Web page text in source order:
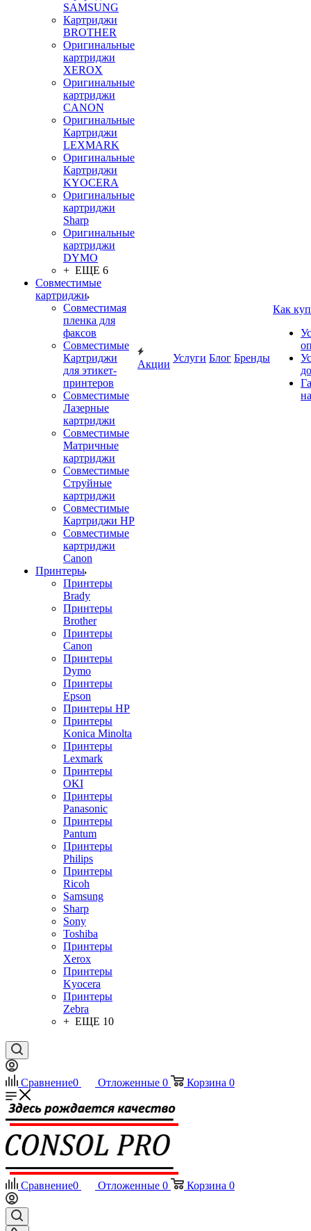
SAMSUNG
Картриджи
BROTHER
Оригинальные
картриджи
XEROX
Оригинальные
картриджи
CANON
Оригинальные
Картриджи
LEXMARK
Оригинальные
Картриджи
KYOCERA
Оригинальные
картриджи
Sharp
Оригинальные
картриджи
DYMO
+ ЕЩЕ 6
Совместимые
картриджи
Совместимая
пленка для
факсов
Совместимые
Картриджи
для этикет-
принтеров
Совместимые
Лазерные
картриджи
Совместимые
Матричные
картриджи
Совместимые
Струйные
картриджи
Совместимые
Картриджи HP
Совместимые
картриджи
Canon
Принтеры
Принтеры
Brady
Принтеры
Brother
Принтеры
Canon
Принтеры
Dymo
Принтеры
Epson
Принтеры HP
Принтеры
Konica Minolta
Принтеры
Lexmark
Принтеры
OKI
Принтеры
Panasonic
Принтеры
Pantum
Принтеры
Philips
Принтеры
Ricoh
Samsung
Sharp
Sony
Toshiba
Принтеры
Xerox
Принтеры
Kyocera
Принтеры
Zebra
+ ЕЩЕ 10
Акции
Услуги Блог Бренды
Как
Сравнение0 Отложенные 0 Корзина 0
Сравнение0 Отложенные 0 Корзина 0